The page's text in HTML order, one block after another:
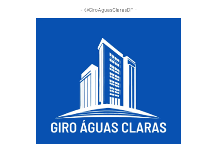
- @GiroAguasClarasDF -